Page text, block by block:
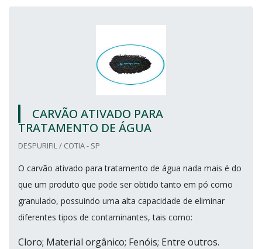
CARVÃO ATIVADO PARA
TRATAMENTO DE ÁGUA
DESPURIFIL / COTIA - SP
O carvão ativado para tratamento de água nada mais é do
que um produto que pode ser obtido tanto em pó como
granulado, possuindo uma alta capacidade de eliminar
diferentes tipos de contaminantes, tais como:
Cloro; Material orgânico; Fenóis; Entre outros.